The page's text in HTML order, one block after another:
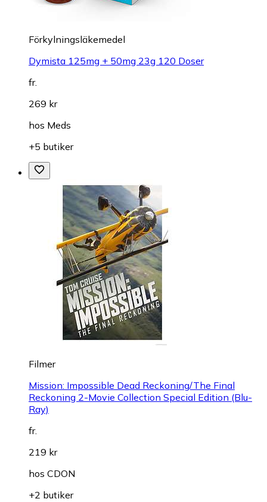
Förkylningsläkemedel
Dymista 125mg + 50mg 23g 120 Doser
fr.
269 kr
hos Meds
+5 butiker
Filmer
Mission: Impossible Dead Reckoning/The Final
Reckoning 2-Movie Collection Special Edition (Blu-
Ray)
fr.
219 kr
hos CDON
+2 butiker